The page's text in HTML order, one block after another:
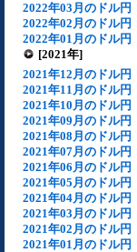
2022年03月のドル円
2022年02月のドル円
2022年01月のドル円
[2021年]
2021年12月のドル円
2021年11月のドル円
2021年10月のドル円
2021年09月のドル円
2021年08月のドル円
2021年07月のドル円
2021年06月のドル円
2021年05月のドル円
2021年04月のドル円
2021年03月のドル円
2021年02月のドル円
2021年01月のドル円